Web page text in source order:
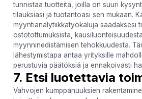
tunnistaa tuotteita, joilla on suuri
tilauksiasi ja tuotantoasi sen mukaan.
myyntianalytiikkatyökaluja saadaksesi
ostotottumuksista,
myynninedistämisen tehokkuudesta.
lähestymistapa antaa yrityksille
perustuvia päätöksiä ja ennakoivasti
7. Etsi luotettavia
Vahvojen kumppanuuksien